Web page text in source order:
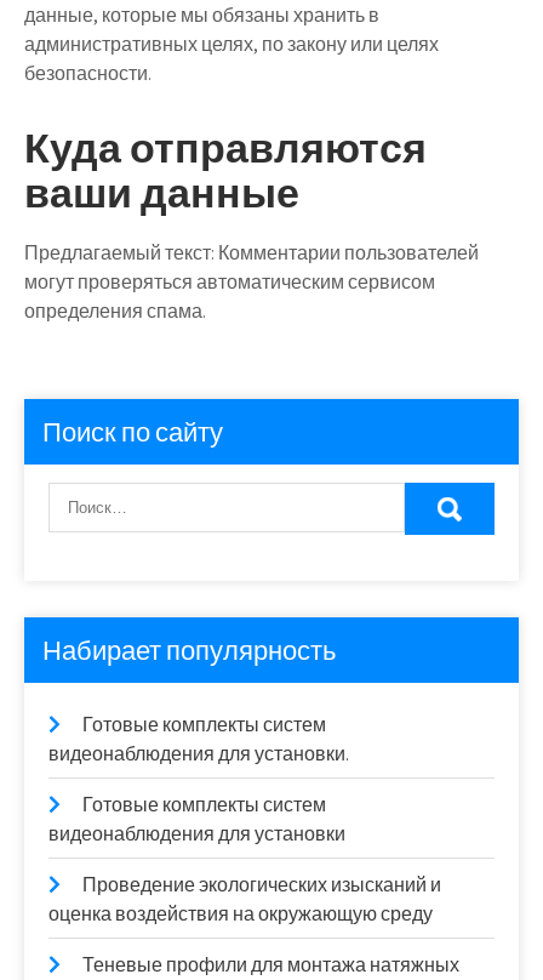
данные, которые мы обязаны хранить в
административных целях, по закону или целях
безопасности.
Куда отправляются
ваши данные
Предлагаемый текст: Комментарии пользователей
могут проверяться автоматическим сервисом
определения спама.
Поиск по сайту
Набирает популярность
Готовые комплекты систем
видеонаблюдения для установки.
Готовые комплекты систем
видеонаблюдения для установки
Проведение экологических изысканий и
оценка воздействия на окружающую среду
Теневые профили для монтажа натяжных